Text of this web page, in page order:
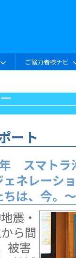
ご協力者様ナビ
ート
スマトラ
ネレーシ
は、今。〜
震・
ら間
被害